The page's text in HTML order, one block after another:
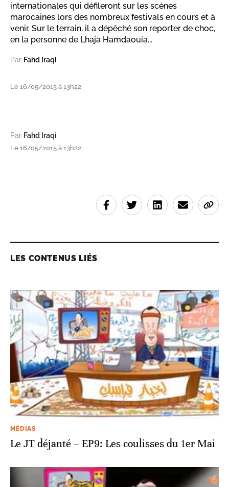
internationales qui défileront sur les scènes
marocaines lors des nombreux festivals en cours et à
venir. Sur le terrain, il a dépêché son reporter de choc,
en la personne de Lhaja Hamdaouia...
Par Fahd Iraqi
Le 16/05/2015 à 13h22
Par Fahd Iraqi
Le 16/05/2015 à 13h22
LES CONTENUS LIÉS
MÉDIAS
Le JT déjanté – EP9: Les coulisses du 1er Mai